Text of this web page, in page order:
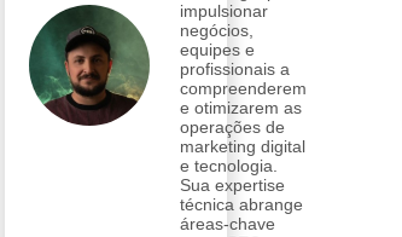
impulsionar
negócios,
equipes e
profissionais a
compreenderem
e otimizarem as
operações de
marketing digital
e tecnologia.
Sua expertise
técnica abrange
áreas-chave